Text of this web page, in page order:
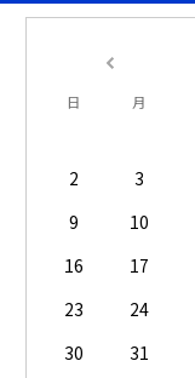
日 月
2
3
9
10
16
17
23
24
30
31